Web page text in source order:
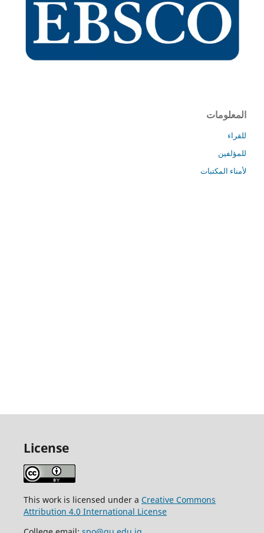
المعلومات
للقراء
للمؤلفين
لأمناء المكتبات
License
This work is licensed under a Creative Commons
Attribution 4.0 International License